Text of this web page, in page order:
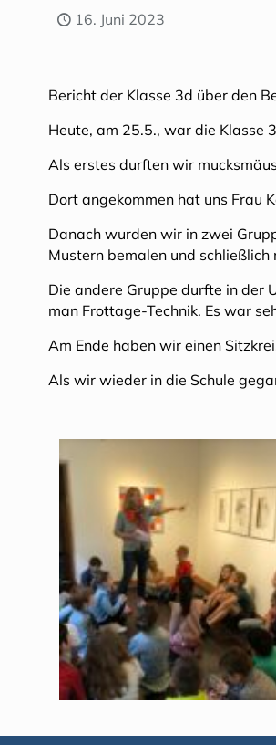
16. Juni 2023
Bericht der Klasse 3d über den
Heute, am 25.5., war die Klasse
Als erstes durften wir
Dort angekommen hat uns Frau
Danach wurden wir in zwei
Mustern bemalen und
Die andere Gruppe durfte in der
man Frottage-Technik. Es war
Am Ende haben wir einen
Als wir wieder in die Schule